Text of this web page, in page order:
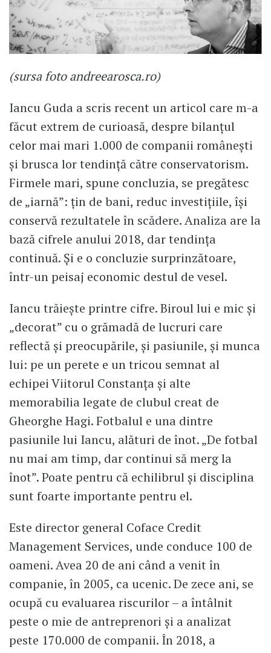
(sursa foto andreearosca.ro)
Iancu Guda a scris recent un articol care m-a
făcut extrem de curioasă, despre bilanțul
celor mai mari 1.000 de companii românești
și brusca lor tendință către conservatorism.
Firmele mari, spune concluzia, se pregătesc
de „iarnă”: țin de bani, reduc investițiile, își
conservă rezultatele în scădere. Analiza are la
bază cifrele anului 2018, dar tendința
continuă. Și e o concluzie surprinzătoare,
într-un peisaj economic destul de vesel.
Iancu trăiește printre cifre. Biroul lui e mic și
„decorat” cu o grămadă de lucruri care
reflectă și preocupările, și pasiunile, și munca
lui: pe un perete e un tricou semnat al
echipei Viitorul Constanța și alte
memorabilia legate de clubul creat de
Gheorghe Hagi. Fotbalul e una dintre
pasiunile lui Iancu, alături de înot. „De fotbal
nu mai am timp, dar continui să merg la
înot”. Poate pentru că echilibrul și disciplina
sunt foarte importante pentru el.
Este director general Coface Credit
Management Services, unde conduce 100 de
oameni. Avea 20 de ani când a venit în
companie, în 2005, ca ucenic. De zece ani, se
ocupă cu evaluarea riscurilor – a întâlnit
peste o mie de antreprenori și a analizat
peste 170.000 de companii. În 2018, a